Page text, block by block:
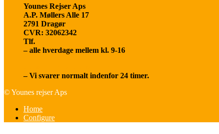
Younes Rejser Aps
A.P. Møllers Alle 17
2791 Dragør
CVR: 32062342
Tlf.
– alle hverdage mellem kl. 9-16
– Vi svarer normalt indenfor 24 timer.
© Younes rejser Aps
Home
Configure